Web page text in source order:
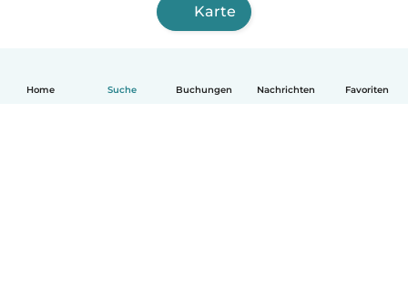
Home Suche Buchungen Nachrichten Favoriten
Karte